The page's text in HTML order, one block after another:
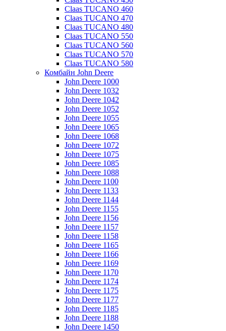
Claas TUCANO 460
Claas TUCANO 470
Claas TUCANO 480
Claas TUCANO 550
Claas TUCANO 560
Claas TUCANO 570
Claas TUCANO 580
Комбайн John Deere
John Deere 1000
John Deere 1032
John Deere 1042
John Deere 1052
John Deere 1055
John Deere 1065
John Deere 1068
John Deere 1072
John Deere 1075
John Deere 1085
John Deere 1088
John Deere 1100
John Deere 1133
John Deere 1144
John Deere 1155
John Deere 1156
John Deere 1157
John Deere 1158
John Deere 1165
John Deere 1166
John Deere 1169
John Deere 1170
John Deere 1174
John Deere 1175
John Deere 1177
John Deere 1185
John Deere 1188
John Deere 1450